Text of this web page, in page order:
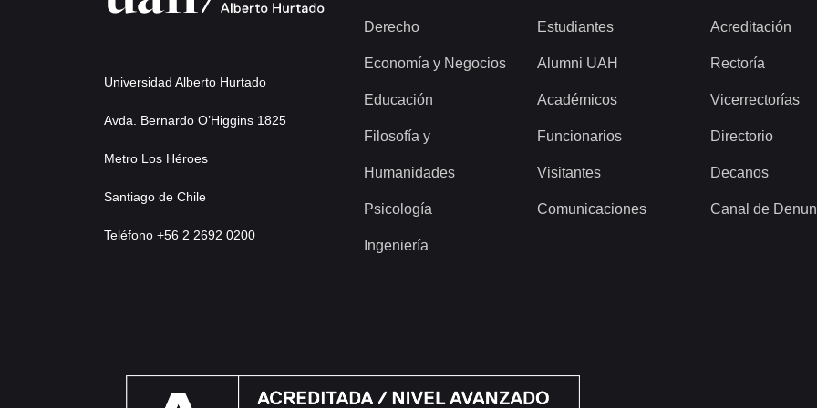
Universidad Alberto Hurtado
Avda. Bernardo O’Higgins 1825
Metro Los Héroes
Santiago de Chile
Teléfono +56 2 2692 0200
Derecho
Economía y Negocios
Educación
Filosofía y
Humanidades
Psicología
Ingeniería
Estudiantes
Alumni UAH
Académicos
Funcionarios
Visitantes
Comunicaciones
Acreditación
Rectoría
Vicerrectorías
Directorio
Decanos
Canal de